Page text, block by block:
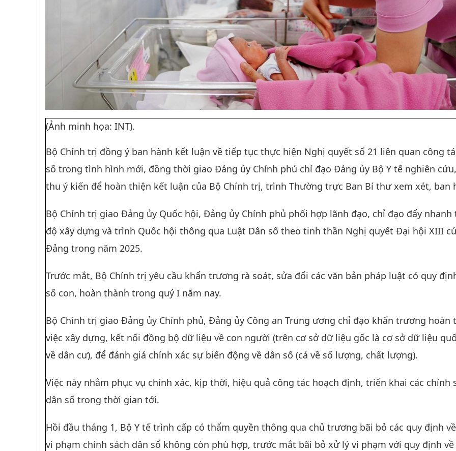
(Ảnh minh họa: INT).
Bộ Chính trị đồng ý ban hành kết luận về tiếp tục thực hiện Nghị quyết số 21 liên quan công
số trong tình hình mới, đồng thời giao Đảng ủy Chính phủ chỉ đạo Đảng ủy Bộ Y tế nghiên
thu ý kiến để hoàn thiện kết luận của Bộ Chính trị, trình Thường trực Ban Bí thư xem xét, ban
Bộ Chính trị giao Đảng ủy Quốc hội, Đảng ủy Chính phủ phối hợp lãnh đạo, chỉ đạo đẩy nhanh
độ xây dựng và trình Quốc hội thông qua Luật Dân số theo tinh thần Nghị quyết Đại hội XIII
Đảng trong năm 2025.
Trước mắt, Bộ Chính trị yêu cầu khẩn trương rà soát, sửa đổi các văn bản pháp luật có quy
số con, hoàn thành trong quý I năm nay.
Bộ Chính trị giao Đảng ủy Chính phủ, Đảng ủy Công an Trung ương chỉ đạo khẩn trương hoàn
việc xây dựng, kết nối đồng bộ dữ liệu về con người (trên cơ sở dữ liệu gốc là cơ sở dữ liệu
về dân cư), để đánh giá chính xác sự biến động về dân số (cả về số lượng, chất lượng).
Việc này nhằm phục vụ chính xác, kịp thời, hiệu quả công tác hoạch định, triển khai các chính
dân số trong thời gian tới.
Hồi đầu tháng 1, Bộ Y tế trình cấp có thẩm quyền thông qua chủ trương bãi bỏ các quy định
vi phạm chính sách dân số không còn phù hợp, trước mắt bãi bỏ xử lý vi phạm với quy định về